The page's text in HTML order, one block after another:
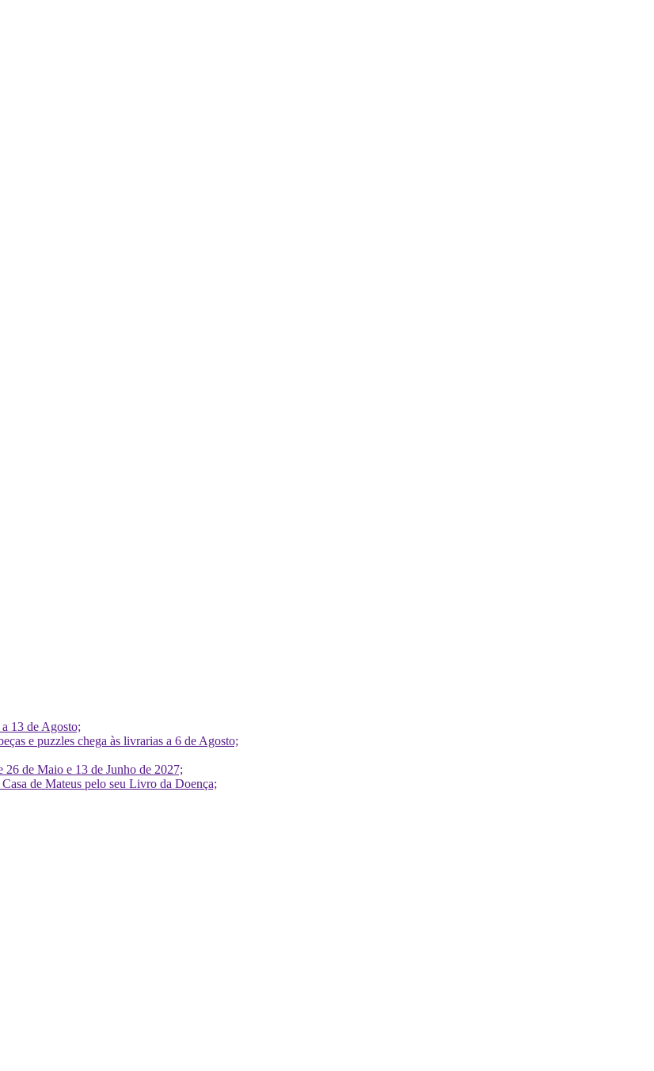
13 de Agosto;
e puzzles chega às livrarias a 6 de Agosto;
de Maio e 13 de Junho de 2027;
de Mateus pelo seu Livro da Doença;